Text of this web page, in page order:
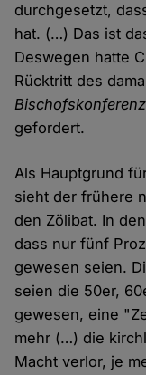
durchgesetzt,
hat. (…) Das ist
Deswegen hatte
Rücktritt des
Bischofskonferenz
gefordert.
Als Hauptgrund
sieht der frühere
den Zölibat. In
dass nur fünf
gewesen seien.
seien die 50er,
gewesen, eine
mehr (…) die
Macht verlor, je